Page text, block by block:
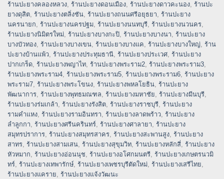
ร้านปะยางคลองหลวง, ร้านปะยางดอนเมือง, ร้านปะยางดาวคะนอง, ร้านปะ
ยางดุสิต, ร้านปะยางตลิ่งชัน, ร้านปะยางถนนศรีอยุธยา, ร้านปะยาง
นครนายก, ร้านปะยางนครปฐม, ร้านปะยางนนทบุรี, ร้านปะยางนวนคร,
ร้านปะยางนิมิตรใหม่, ร้านปะยางบางกะปิ, ร้านปะยางบางนา, ร้านปะยาง
บางบัวทอง, ร้านปะยางบางเขน, ร้านปะยางบางแค, ร้านปะยางบางใหญ่, ร้าน
ปะยางบ้านแพ้ว, ร้านปะยางประทุมธานี, ร้านปะยางประเวศ, ร้านปะยาง
ปากเกร็ด, ร้านปะยางพญาไท, ร้านปะยางพระราม2, ร้านปะยางพระราม3,
ร้านปะยางพระราม4, ร้านปะยางพระราม5, ร้านปะยางพระราม6, ร้านปะยาง
พระราม7, ร้านปะยางพระโขนง, ร้านปะยางพหลโยธิน, ร้านปะยาง
พัฒนาการ, ร้านปะยางพุทธมณฑล, ร้านปะยางมหาชัย, ร้านปะยางมีนบุรี,
ร้านปะยางร่มเกล้า, ร้านปะยางรังสิต, ร้านปะยางราชบุรี, ร้านปะยาง
รามคำแหง, ร้านปะยางรามอินทรา, ร้านปะยางลาดพร้าว, ร้านปะยาง
ลำลูกกา, ร้านปะยางศรีนครินทร์, ร้านปะยางศาลายา, ร้านปะยาง
สมุทรปราการ, ร้านปะยางสมุทรสาคร, ร้านปะยางสะพานสูง, ร้านปะยาง
สาทร, ร้านปะยางสามเสน, ร้านปะยางสุขุมวิท, ร้านปะยางหลักสี่, ร้านปะยาง
หัวหมาก, ร้านปะยางอ่อนนุช, ร้านปะยางอโศกมนตรี, ร้านปะยางเกษตรนวมิ
ทร์, ร้านปะยางเทพารักษ์, ร้านปะยางเพชรบุรีตัดใหม่, ร้านปะยางเสรีไทย,
ร้านปะยางแคราย, ร้านปะยางแจ้งวัฒนะ